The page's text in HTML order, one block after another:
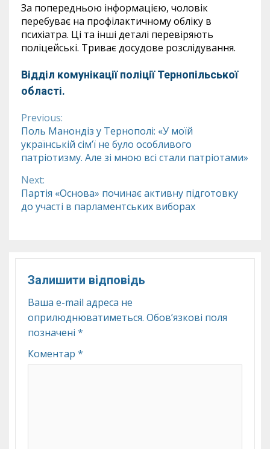
За попередньою інформацією, чоловік
перебуває на профілактичному обліку в
психіатра. Ці та інші деталі перевіряють
поліцейські. Триває досудове розслідування.
Відділ комунікації поліції Тернопільської
області.
Continue
Reading
Previous:
Поль Манондіз у Тернополі: «У моїй
українській сім’ї не було особливого
патріотизму. Але зі мною всі стали патріотами»
Next:
Партія «Основа» починає активну підготовку
до участі в парламентських виборах
Залишити відповідь
Ваша e-mail адреса не
оприлюднюватиметься. Обов’язкові поля
позначені *
Коментар *